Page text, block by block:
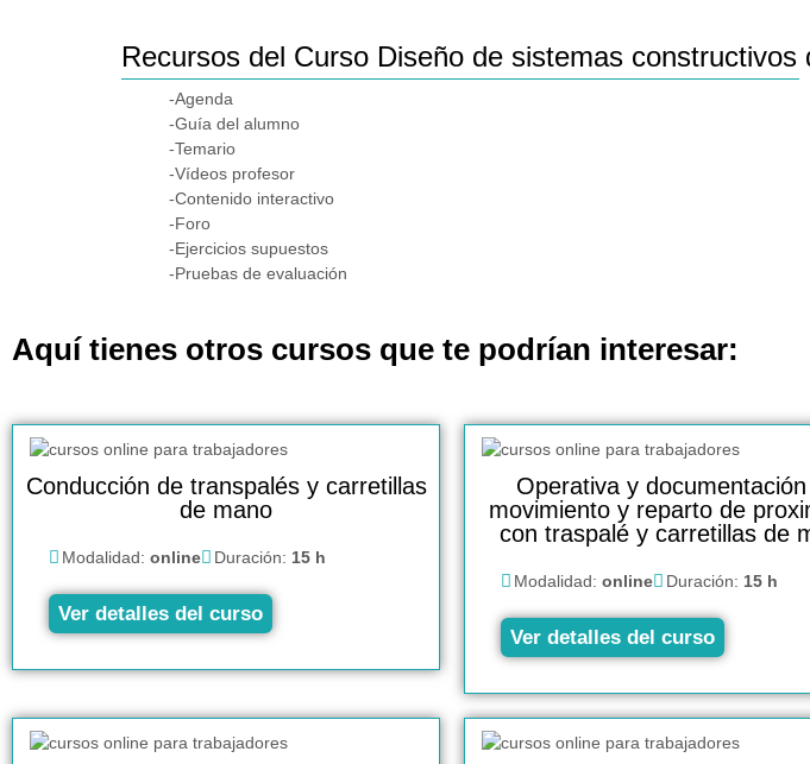
Recursos del Curso Diseño de sistemas constructivos
-Agenda
-Guía del alumno
-Temario
-Vídeos profesor
-Contenido interactivo
-Foro
-Ejercicios supuestos
-Pruebas de evaluación
Aquí tienes otros cursos que te podrían interesar:
Conducción de transpalés y carretillas
de mano
Modalidad: online Duración: 15 h
Ver detalles del curso
Operativa y
movimiento y reparto de
con traspalé y carretillas de
Modalidad: online Duración: 15 h
Ver detalles del curso